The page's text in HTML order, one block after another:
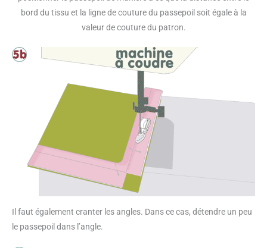
bord du tissu et la ligne de couture du passepoil soit égale à la
valeur de couture du patron.
Il faut également cranter les angles. Dans ce cas, détendre un peu
le passepoil dans l’angle.